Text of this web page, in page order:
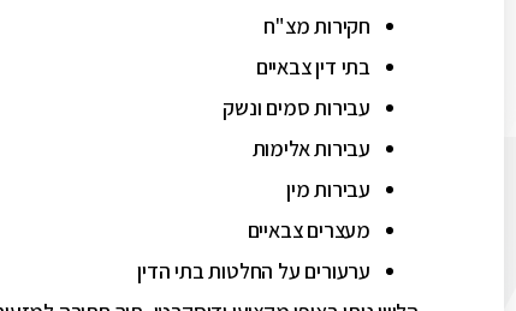
חקירות מצ"ח
בתי דין צבאיים
עבירות סמים ונשק
עבירות אלימות
עבירות מין
מעצרים צבאיים
ערעורים על החלטות בתי הדין